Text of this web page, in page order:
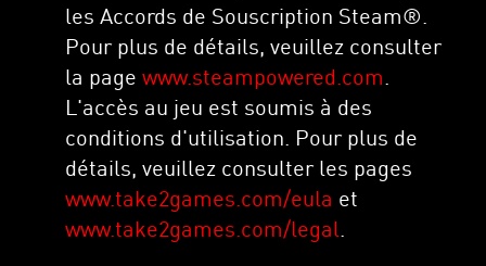
les Accords de Souscription Steam®.
Pour plus de détails, veuillez consulter
la page www.steampowered.com
L'accès au jeu est soumis à des
conditions d'utilisation. Pour plus de
détails, veuillez consulter les pages
www.take2games.com/eula et
www.take2games.com/legal